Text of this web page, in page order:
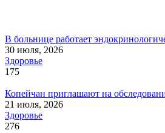
В больнице работает
30 июля, 2026
Здоровье
175
Копейчан приглашают на
21 июля, 2026
Здоровье
276